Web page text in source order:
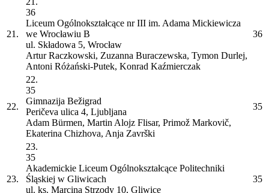
21.
36
Liceum Ogólnokształcące nr III im. Adama Mickiewicza
we Wrocławiu B
ul. Składowa 5, Wrocław
Artur Raczkowski, Zuzanna Buraczewska, Tymon Durlej,
Antoni Różański-Putek, Konrad Kaźmierczak
36
22.
22.
35
Gimnazija Bežigrad
Peričeva ulica 4, Ljubljana
Adam Bürmen, Martin Alojz Flisar, Primož Markovič,
Ekaterina Chizhova, Anja Završki
35
23.
23.
35
Akademickie Liceum Ogólnokształcące Politechniki
Śląskiej w Gliwicach
ul. ks. Marcina Strzody 10, Gliwice
35